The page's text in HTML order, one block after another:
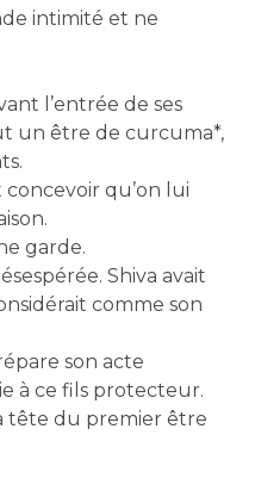
intimité et ne
l’entrée de ses
un être de curcuma*,
qu’on lui
garde.
Shiva avait
comme son
son acte
à ce fils protecteur.
tête du premier être